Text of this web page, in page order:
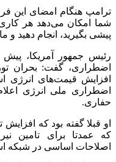
ترامپ هنگام امضای این
شما امکان می‌دهد هر کاری
پیشی بگیرید، انجام دهید
رئیس جمهور آمریکا،
اضطراری، گفت: بحران
افزایش قیمت‌های انرژی
اضطراری ملی انرژی
حفاری.
او قبلا گفته بود که
که عمدتا برای تامین
اصلاحات اساسی در شبکه